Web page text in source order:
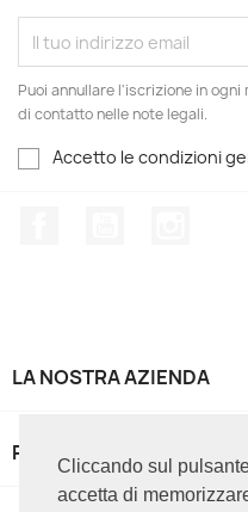
Cliccando sul
accetta di
Puoi annullare l'iscrizione in
di contatto nelle note legali.
Accetto le condizioni
LA NOSTRA AZIENDA
PRODOTTI